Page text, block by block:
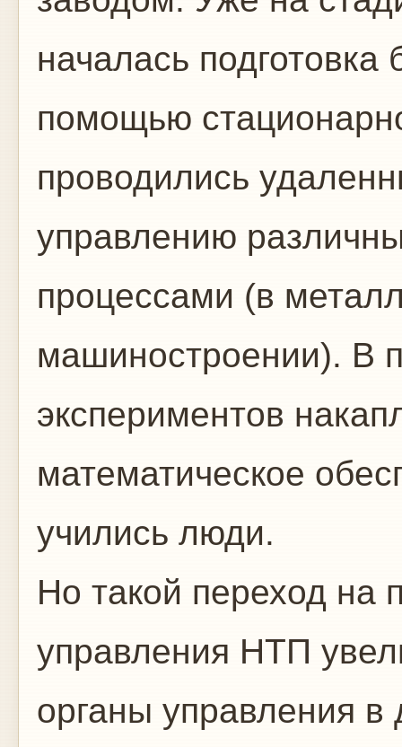
началась
помощью
проводились
управлению
процессами (в
машиностроении). В
экспериментов
математическое
учились люди.
Но такой переход на
управления НТП
органы управления в